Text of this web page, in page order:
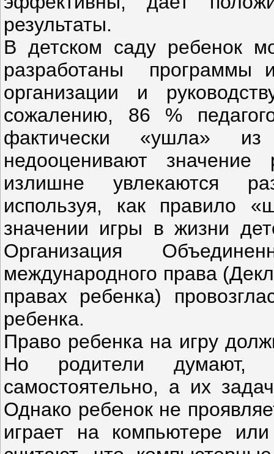
результаты.
В детском саду ребенок
разработаны программы
организации и
сожалению, 86 %
фактически «ушла» из
недооценивают значение
излишне увлекаются
используя, как правило
значении игры в жизни
Организация
международного права
правах ребенка)
ребенка.
Право ребенка на игру
Но родители думают,
самостоятельно, а их
Однако ребенок не
играет на компьютере